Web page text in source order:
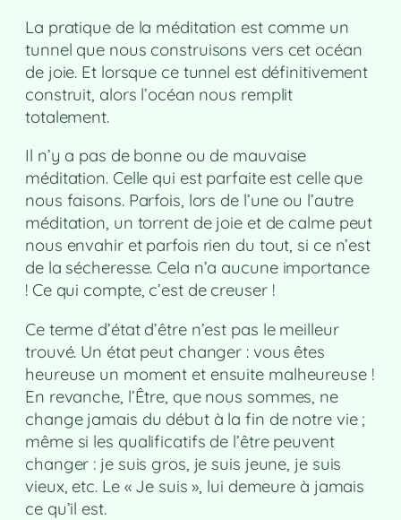
La pratique de la méditation est comme un
tunnel que nous construisons vers cet océan
de joie. Et lorsque ce tunnel est définitivement
construit, alors l’océan nous remplit
totalement.
Il n’y a pas de bonne ou de mauvaise
méditation. Celle qui est parfaite est celle que
nous faisons. Parfois, lors de l’une ou l’autre
méditation, un torrent de joie et de calme peut
nous envahir et parfois rien du tout, si ce n’est
de la sécheresse. Cela n’a aucune importance
! Ce qui compte, c’est de creuser !
Ce terme d’état d’être n’est pas le meilleur
trouvé. Un état peut changer : vous êtes
heureuse un moment et ensuite malheureuse !
En revanche, l’Être, que nous sommes, ne
change jamais du début à la fin de notre vie ;
même si les qualificatifs de l’être peuvent
changer : je suis gros, je suis jeune, je suis
vieux, etc. Le « Je suis », lui demeure à jamais
ce qu’il est.